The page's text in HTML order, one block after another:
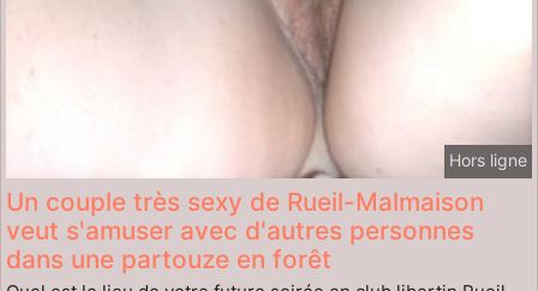
Hors ligne
Un couple très sexy de Rueil-Malmaison
veut s'amuser avec d'autres personnes
dans une partouze en forêt